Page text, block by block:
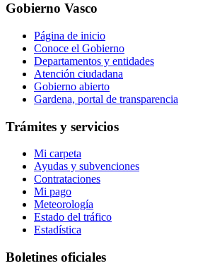
Gobierno Vasco
Página de inicio
Conoce el Gobierno
Departamentos y entidades
Atención ciudadana
Gobierno abierto
Gardena, portal de transparencia
Trámites y servicios
Mi carpeta
Ayudas y subvenciones
Contrataciones
Mi pago
Meteorología
Estado del tráfico
Estadística
Boletines oficiales